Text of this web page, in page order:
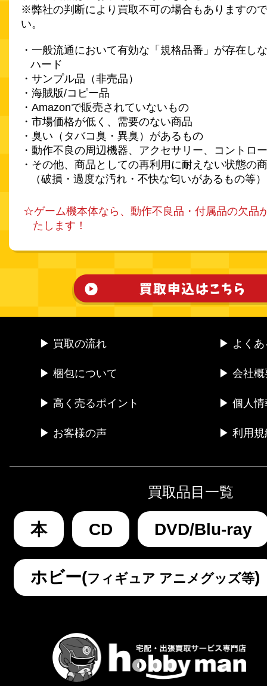
※弊社の判断により買取不可の場合もありますの
い。
・一般流通において有効な「規格品番」が存在し
ハード
・サンプル品（非売品）
・海賊版/コピー品
・Amazonで販売されていないもの
・市場価格が低く、需要のない商品
・臭い（タバコ臭・異臭）があるもの
・動作不良の周辺機器、アクセサリー、コントロ
・その他、商品としての再利用に耐えない状態の
（破損・過度な汚れ・不快な匂いがあるもの等）
☆ゲーム機本体なら、動作不良品・付属品の欠品
たします！
▶ 買取の流れ
▶ 梱包について
▶ 高く売るポイント
▶ お客様の声
▶ よくあ
▶ 会社概
▶ 個人情
▶ 利用規
買取品目一覧
本 CD DVD/Blu-ray
ホビー(フィギュア アニメグッズ等)